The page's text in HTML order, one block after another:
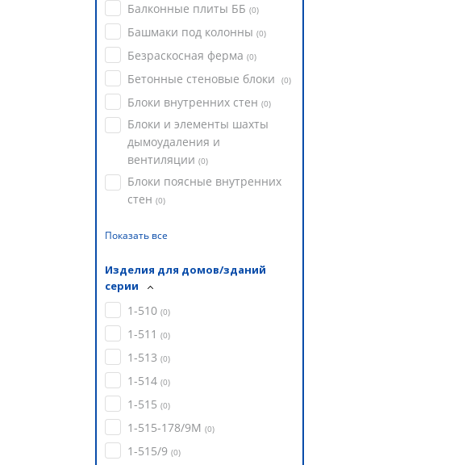
Балконные плиты ББ (0)
Башмаки под колонны (0)
Безраскосная ферма (0)
Бетонные стеновые блоки (0)
Блоки внутренних стен (0)
Блоки и элементы шахты
дымоудаления и
вентиляции (0)
Блоки поясные внутренних
стен (0)
Показать все
Изделия для домов/зданий
серии
1-510 (0)
1-511 (0)
1-513 (0)
1-514 (0)
1-515 (0)
1-515-178/9М (0)
1-515/9 (0)